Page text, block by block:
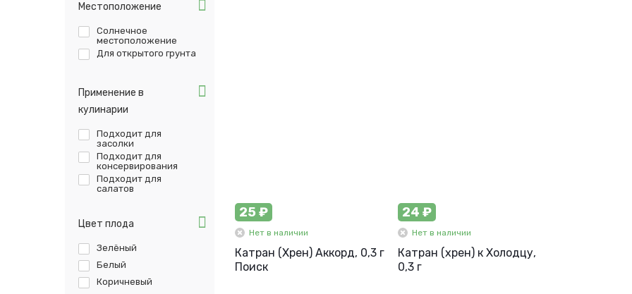
Местоположение
Солнечное
местоположение
Для открытого грунта
Применение в
кулинарии
Подходит для
засолки
Подходит для
консервирования
Подходит для
салатов
Цвет плода
Зелёный
Белый
Коричневый
25 ₽
Нет в наличии
Катран (Хрен) Аккорд, 0,3 г
Поиск
24 ₽
Нет в наличии
Катран (хрен) к Холодцу,
0,3 г